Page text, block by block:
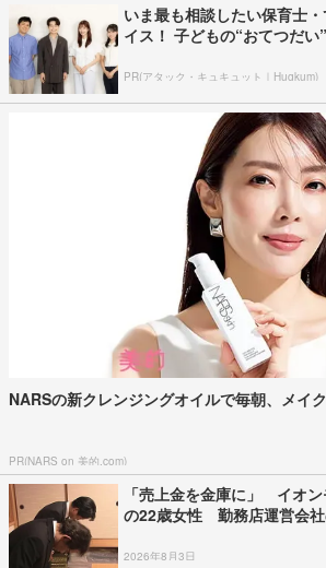
いま最も相談したい保育士
イス！ 子どもの“おてつだい
PR(アタック・キュキュット｜Hugkum)
NARSの新クレンジングオイルで毎朝、メイ
PR(NARS on 美的.com)
「売上金を金庫に」 イオ
の22歳女性 勤務店運営会
2026年8月3日